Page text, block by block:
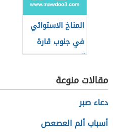
المناخ الاستوائي
في جنوب قارة
آسيا
مقالات منوعة
دعاء صبر
أسباب ألم العصعص